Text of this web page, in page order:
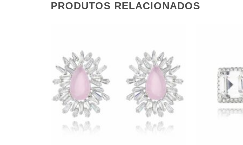
PRODUTOS RELACIONADOS